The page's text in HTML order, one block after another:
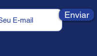
Enviar